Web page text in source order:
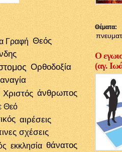
Γραφή Θεός
Ορθοδοξία
Χριστός άνθρωπος
Θεό
αιρέσεις
σχέσεις
εκκλησία θάνατος
Θέματα:
Ο
(αγ.